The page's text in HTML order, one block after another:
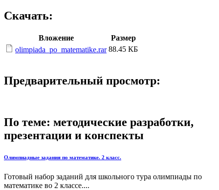
Скачать:
Вложение
Размер
olimpiada_po_matematike.rar 88.45 КБ
Предварительный просмотр:
По теме: методические разработки,
презентации и конспекты
Олимпиадные задания по математике. 2 класс.
Готовый набор заданий для школьного тура олимпиады по
математике во 2 классе....